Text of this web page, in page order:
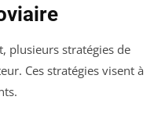
plusieurs stratégies de
Ces stratégies visent à